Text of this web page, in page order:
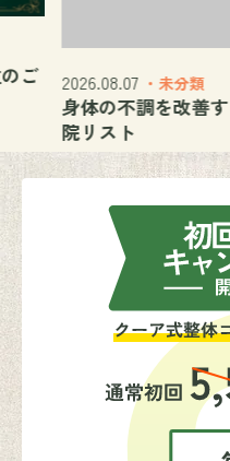
ご 2026.08.07 ・未分類
身体の不調を改善
院リスト